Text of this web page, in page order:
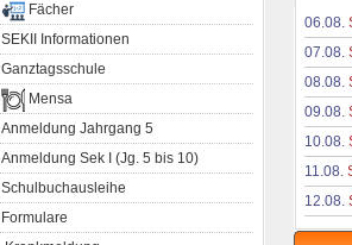
Fächer
SEKII Informationen
Ganztagsschule
Mensa
Anmeldung Jahrgang 5
Anmeldung Sek I (Jg. 5 bis 10)
Schulbuchausleihe
Formulare
06.08.
07.08.
08.08.
09.08.
10.08.
11.08.
12.08.